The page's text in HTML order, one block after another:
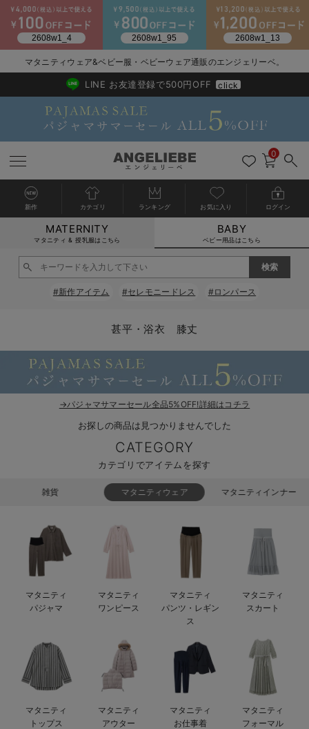
新生児服全て
ベビー服全て
ロンパース・カバーオール
ベビー ブルマ
ベビー スカート
ベビー セットアップ
ベビー帽子（新生児・乳児）
新生児スリーパー・ベビーパジャマ
ベビーシューズ・ファーストシューズ・ベビー靴下
ベビー 小物
シーズンアイテム全て
ベビー・新生児 寝具全て
ベビーベッド・布団 （ベビー・新生児）
ベビー 雑貨全て
ベビーチェア（ハイローチェア）・ベビーラック
ベビー 雑貨 小物
ベビー安全グッズ
授乳・調乳・お食事
赤ちゃん 洗剤・洗濯用品・お掃除
赤ちゃん お風呂・ベビースキンケア
おむつ関連グッズ
お出かけグッズ全て
ベビー｜季節の特集全て
猛暑からベビーを守るひんやりグッズ
ベビーの動物なりきり特集
ベビー 夏のお役立ちグッズ特集
【素材別】ベビーロンパース特集
アウトレット全て
【アウトレット】ワンピース
【アウトレット】パジャマ
【アウトレット】インナー
【アウトレット】ベビー
特集全て
抗菌防臭加工
コットン素材
ブラトップ
快適機能ウェア特集 トップス
快適機能ウェア特集 ボトムス
快適機能ウェア特集 パジャマ
安心の日本製。先輩ママが買ってよかった！本当に必要な出産準備品
ハレの日に着るANGELIEBEのセレモニー
買って正解！高評価レビューアイテム
再入荷全て
再入荷｜インナー
戻る
送料無料アイテム全て
ワンピース
スカート
パジャマ
インナー
ベビー
戻る
ブラキャミ おまとめ
MAX55%OFF ブラックフ
戻る
【37周年祭セール】
【37周年祭セール】
戻る
気温差別オススメア
【15℃】3月下旬～
戻る
動きやすく着回しで
戻る
強撚スムース(コスパ
戻る
マタニティウェア
【おまとめ割】パジ
戻る
こだわりの履き心地
カジュアル
オフィス
戻る
ジャケット派
きれいめ美脚パンツ派
ツィード派
王道シンプル派
戻る
出産準備応援割全て
マタニティパジャマ
戻る
【オフィスカジュア
戻る
レギンスタイプ
戻る
【フォーマル】ワン
戻る
【ベビー】長袖
戻る
ハンカチ
短肌着
セット
戻る
快適ウェア10%OFF
快適ウェア10%OFF
戻る
春のマタニティワン
セットアップ・ レイ
ジャンパースカート/
ワーク・オフィス
カジュアル
あったかアイテム｜
戻る
Gift Selection 出産
〜3,000円（税込）
10,001円（税込）〜
女の子におススメの
男の子におススメの
もらって嬉しいギフト
何枚あっても嬉しい
長く使えるアイテム
お部屋映えアイテム
戻る
冬の冷え対策インナ
薄くてあったか
保温&リカバリー
レギンス・タイツ
カップ付きインナー
裏起毛素材
戻る
入院準備の持ち物チ
入院してすぐ使うグ
戻る
冬のあったか特集全て
【冬のあったか特集
【冬のあったか特集
マタニティウェア&ベビー服・ベビーウェア通販のエンジェリーベ。
2026/NewArrival
送料495円(一部地域を除く) 7,700円以上で送料無料
LINE お友達登録で500円OFF click
0
新作 カテゴリ ランキング お気に入り ログイン
MATERNITY
マタニティ & 授乳服はこちら
BABY
ベビー用品はこちら
#新作アイテム #セレモニードレス #ロンパース
甚平・浴衣 膝丈
→パジャマサマーセール全品5%OFF!詳細はコチラ
お探しの商品は見つかりませんでした
CATEGORY
カテゴリでアイテムを探す
雑貨 マタニティウェア マタニティインナー
マタニティ
パジャマ
マタニティ
ワンピース
マタニティ
パンツ・レギン
ス
マタニティ
スカート
マタニティ
トップス
マタニティ
アウター
マタニティ
お仕事着
マタニティ
フォーマル
カートに入れる
閉じる